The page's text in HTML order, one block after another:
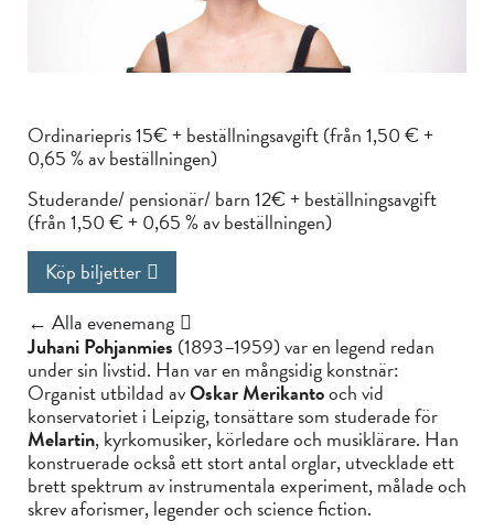
Ordinariepris 15€ + beställningsavgift (från 1,50 € +
0,65 % av beställningen)
Studerande/ pensionär/ barn 12€ + beställningsavgift
(från 1,50 € + 0,65 % av beställningen)
Köp biljetter
← Alla evenemang
Juhani Pohjanmies (1893–1959) var en legend redan
under sin livstid. Han var en mångsidig konstnär:
Organist utbildad avOskar Merikantooch vid
konservatoriet i Leipzig, tonsättare som studerade för
Melartin, kyrkomusiker, körledare och musiklärare. Han
konstruerade också ett stort antal orglar, utvecklade ett
brett spektrum av instrumentala experiment, målade och
skrev aforismer, legender och science fiction.